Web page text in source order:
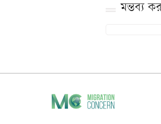
মন্তব্য